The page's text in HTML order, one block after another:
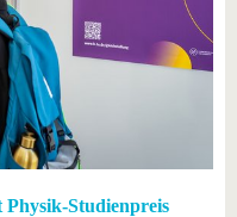
Studienpreis